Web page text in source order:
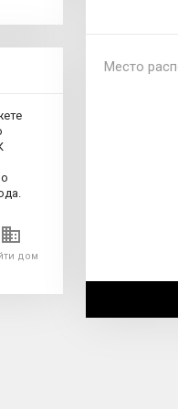
дом
Место